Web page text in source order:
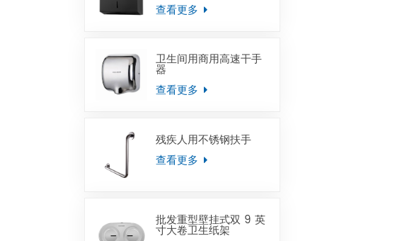
查看更多
卫生间用商用高速干手
器
查看更多
残疾人用不锈钢扶手
查看更多
批发重型壁挂式双 9 英
寸大卷卫生纸架